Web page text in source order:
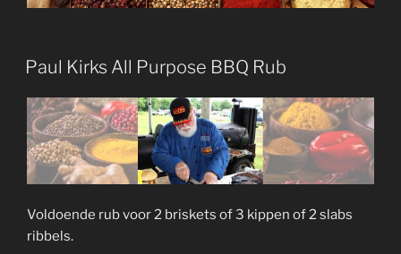
Paul Kirks All Purpose BBQ Rub
Voldoende rub voor 2 briskets of 3 kippen of 2 slabs
ribbels.